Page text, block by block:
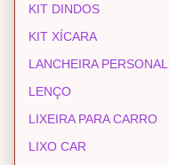
KIT DINDOS
KIT XÍCARA
LANCHEIRA
LENÇO
LIXEIRA PARA CARRO
LIXO CAR